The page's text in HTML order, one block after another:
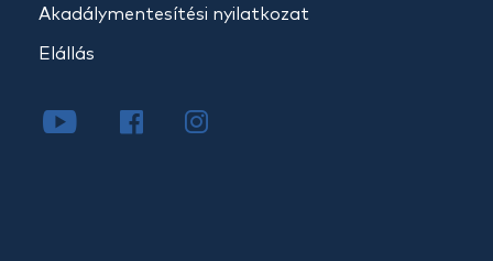
Akadálymentesítési nyilatkozat
Elállás